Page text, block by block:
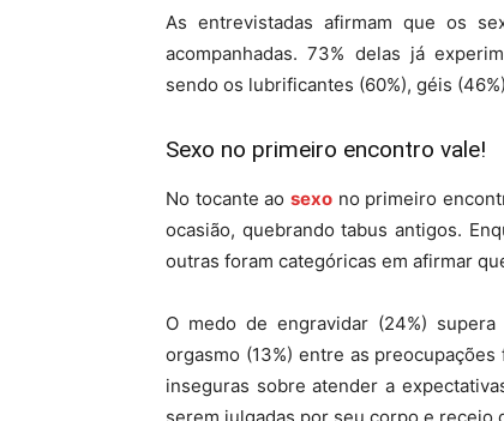
As entrevistadas afirmam que os
acompanhadas. 73% delas já
sendo os lubrificantes (60%), géis
Sexo no primeiro encontro vale!
No tocante ao sexono primeiro
ocasião, quebrando tabus antigos.
outras foram categóricas em afirmar
O medo de engravidar (24%)
orgasmo (13%) entre as
inseguras sobre atender a